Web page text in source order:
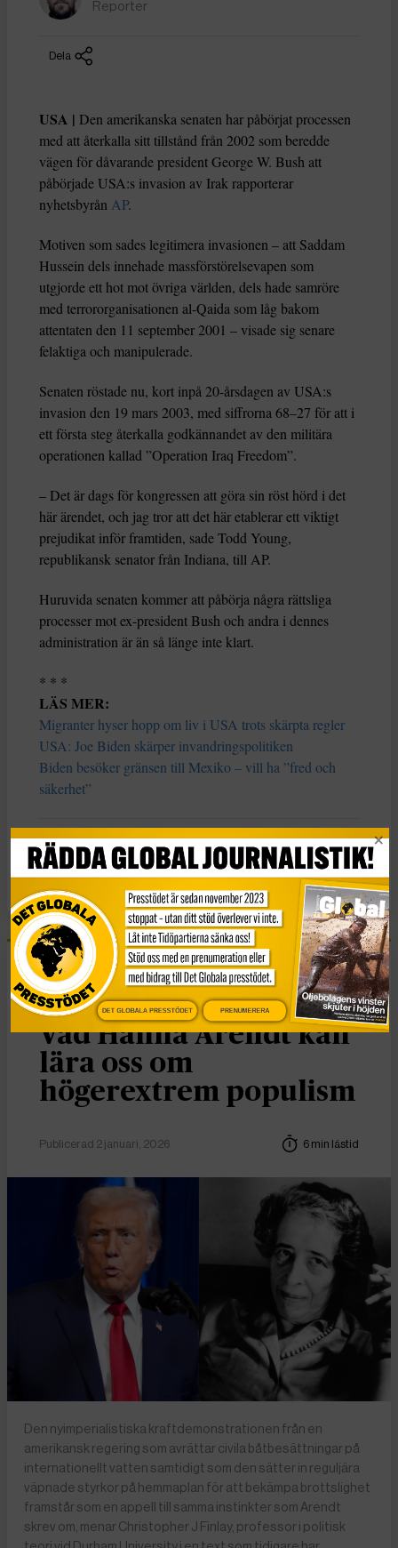
Reporter
Dela
USA | Den amerikanska senaten har påbörjat processen
med att återkalla sitt tillstånd från 2002 som beredde
vägen för dåvarande president George W. Bush att
påbörjade USA:s invasion av Irak rapporterar
nyhetsbyrån AP.
Motiven som sades legitimera invasionen – att Saddam
Hussein dels innehade massförstörelsevapen som
utgjorde ett hot mot övriga världen, dels hade samröre
med terrororganisationen al-Qaida som låg bakom
attentaten den 11 september 2001 – visade sig senare
felaktiga och manipulerade.
Senaten röstade nu, kort inpå 20-årsdagen av USA:s
invasion den 19 mars 2003, med siffrorna 68–27 för att i
ett första steg återkalla godkännandet av den militära
operationen kallad ”Operation Iraq Freedom”.
– Det är dags för kongressen att göra sin röst hörd i det
här ärendet, och jag tror att det här etablerar ett viktigt
prejudikat inför framtiden, sade Todd Young,
republikansk senator från Indiana, till AP.
Huruvida senaten kommer att påbörja några rättsliga
processer mot ex-president Bush och andra i dennes
administration är än så länge inte klart.
* * *
LÄS MER:
Migranter hyser hopp om liv i USA trots skärpta regler
USA: Joe Biden skärper invandringspolitiken
Biden besöker gränsen till Mexiko – vill ha ”fred och
säkerhet”
KATEGORI
Nyheter
Essä
Vad Hanna Arendt kan
lära oss om
högerextrem populism
Publicerad 2 januari, 2026 6 min lästid
Den nyimperialistiska kraftdemonstrationen från en
amerikansk regering som avrättar civila båtbesättningar på
internationellt vatten samtidigt som den sätter in reguljära
väpnade styrkor på hemmaplan för att bekämpa brottslighet
framstår som en appell till samma instinkter som Arendt
skrev om, menar Christopher J Finlay, professor i politisk
DET GLOBALA PRESSTÖDET PRENUMERERA